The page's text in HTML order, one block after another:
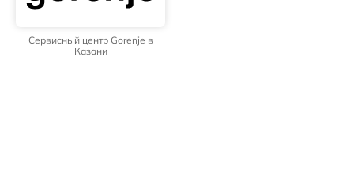
Сервисный центр Gorenje в
Казани